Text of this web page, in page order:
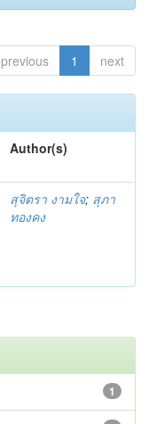
previous 1 next
Author(s)
สุจิตรา งามใจ; สุภา
ทองคง
1